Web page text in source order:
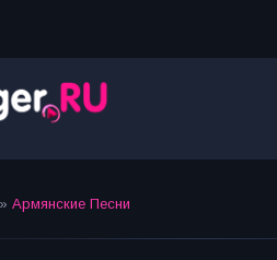
» Армянские Песни